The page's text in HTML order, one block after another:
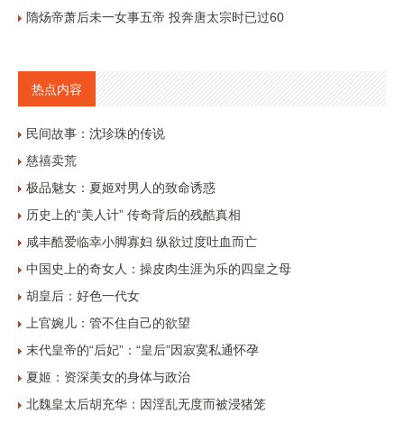
隋炀帝萧后未一女事五帝 投奔唐太宗时已过60
热点内容
民间故事：沈珍珠的传说
慈禧卖荒
极品魅女：夏姬对男人的致命诱惑
历史上的“美人计” 传奇背后的残酷真相
咸丰酷爱临幸小脚寡妇 纵欲过度吐血而亡
中国史上的奇女人：操皮肉生涯为乐的四皇之母
胡皇后：好色一代女
上官婉儿：管不住自己的欲望
末代皇帝的“后妃”：“皇后”因寂寞私通怀孕
夏姬：资深美女的身体与政治
北魏皇太后胡充华：因淫乱无度而被浸猪笼